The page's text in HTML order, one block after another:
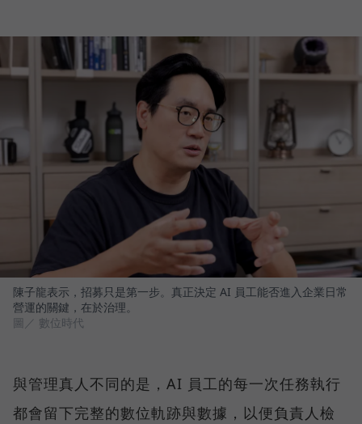
陳子龍表示，招募只是第一步。真正決定 AI 員工能否進入企業日常
營運的關鍵，在於治理。
圖／ 數位時代
與管理真人不同的是，AI 員工的每一次任務執行
都會留下完整的數位軌跡與數據，以便負責人檢